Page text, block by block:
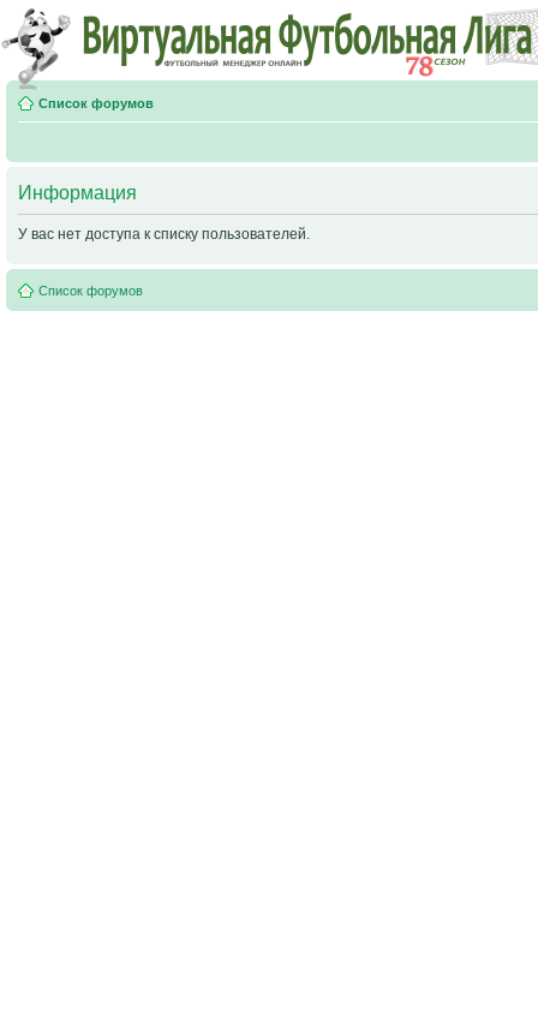
Список форумов
Информация
У вас нет доступа к списку пользователей.
Список форумов